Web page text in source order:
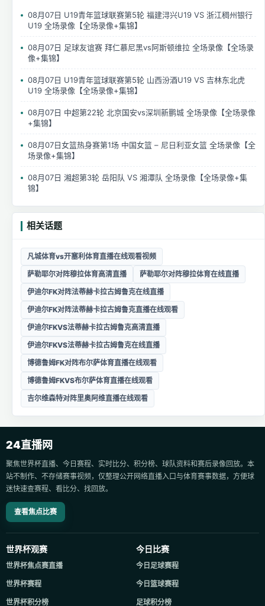
08月07日 U19青年篮球联赛第5轮 福建浔兴U19 VS 浙江稠州银行
U19 全场录像【全场录像+集锦】
08月07日 足球友谊赛 拜仁慕尼黑vs阿斯顿维拉 全场录像【全场录
像+集锦】
08月07日 U19青年篮球联赛第5轮 山西汾酒U19 VS 吉林东北虎
U19 全场录像【全场录像+集锦】
08月07日 中超第22轮 北京国安vs深圳新鹏城 全场录像【全场录像
+集锦】
08月07日女篮热身赛第1场 中国女篮 – 尼日利亚女篮 全场录像【全
场录像+集锦】
08月07日 湘超第3轮 岳阳队 VS 湘潭队 全场录像【全场录像+集
锦】
相关话题
凡城体育vs开塞利体育直播在线观看视频
萨勒耶尔对阵穆拉体育高清直播
萨勒耶尔对阵穆拉体育在线直播
伊迪尔FK对阵法蒂赫卡拉古姆鲁克在线直播
伊迪尔FK对阵法蒂赫卡拉古姆鲁克直播在线观看
伊迪尔FKVS法蒂赫卡拉古姆鲁克高清直播
伊迪尔FKVS法蒂赫卡拉古姆鲁克在线直播
博德鲁姆FK对阵布尔萨体育直播在线观看
博德鲁姆FKVS布尔萨体育直播在线观看
吉尔维森特对阵里奥阿维直播在线观看
24直播网
聚焦世界杯直播、今日赛程、实时比分、积分榜、球队资料和赛后录像回放。本
站不制作、不存储赛事视频，仅整理公开网络直播入口与体育赛事数据，方便球
迷快速查赛程、看比分、找回放。
查看焦点比赛
世界杯观赛
世界杯焦点赛直播
世界杯赛程
世界杯积分榜
今日比赛
今日足球赛程
今日篮球赛程
足球积分榜